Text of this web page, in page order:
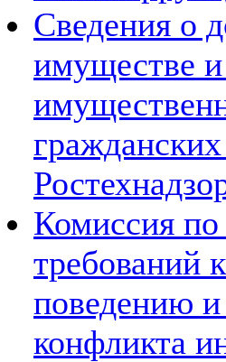
Сведения о
имуществе и
Комиссия
требований
поведению
конфликта